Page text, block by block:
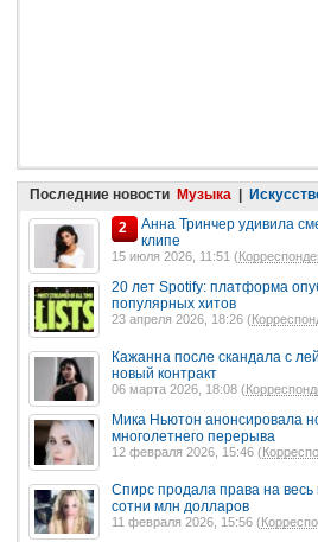
Последние новости Музыка |
2
Анна Тринчер удивила
клипе
15 июля 2026, 11:51 (
20 лет Spotify: платформа
популярных хитов
23 апреля 2026, 18:26 (
Кажанна после скандала с
новый контракт
06 марта 2026, 18:08 (
Мика Ньютон анонсировала
многолетнего перерыва
12 февраля 2026, 15:46 (
Спирс продала права на весь
сотни млн долларов
11 февраля 2026, 15:56 (